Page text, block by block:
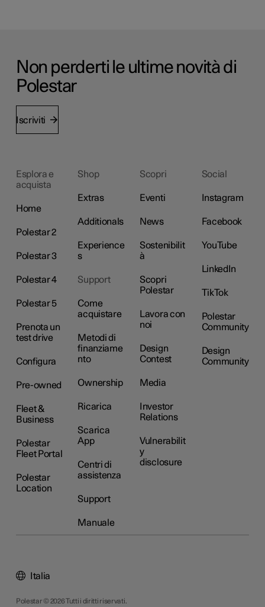
Non perderti le ultime novità di
Polestar
Iscriviti
Esplora e
acquista
Home
Polestar 2
Polestar 3
Polestar 4
Polestar 5
Prenota un
test drive
Configura
Pre-owned
Fleet &
Business
Polestar
Fleet Portal
Polestar
Location
Shop
Extras
Additionals
Experience
s
Support
Come
acquistare
Metodi di
finanziame
nto
Ownership
Ricarica
Scarica
App
Centri di
assistenza
Support
Manuale
Scopri
Eventi
News
Sostenibilit
à
Scopri
Polestar
Lavora con
noi
Design
Contest
Media
Investor
Relations
Vulnerabilit
y
disclosure
Social
Instagram
Facebook
YouTube
LinkedIn
TikTok
Polestar
Community
Design
Community
Polestar © 2026 Tutti i diritti riservati.
Italia